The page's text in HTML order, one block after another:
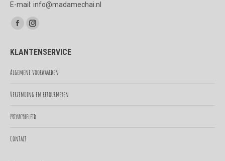
E-mail: info@madamechai.nl
Vind ons op:
Facebook
opens
in
window
Instagram
opens
in
window
KLANTENSERVICE
Algemene voorwaarden
Verzending en retourneren
Privacybeleid
Contact